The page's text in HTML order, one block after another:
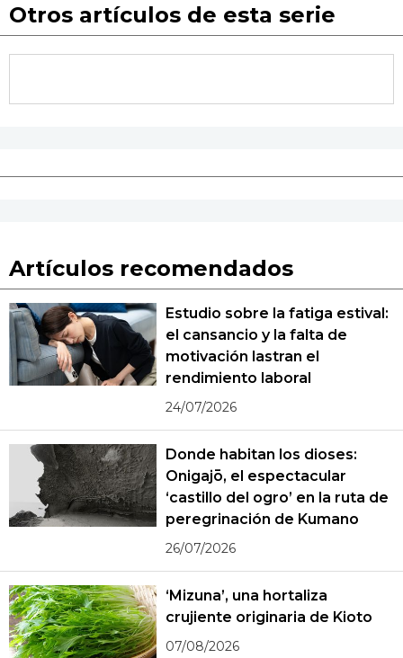
Otros artículos de esta serie
Artículos recomendados
Estudio sobre la fatiga estival:
el cansancio y la falta de
motivación lastran el
rendimiento laboral
24/07/2026
Donde habitan los dioses:
Onigajō, el espectacular
‘castillo del ogro’ en la ruta de
peregrinación de Kumano
26/07/2026
‘Mizuna’, una hortaliza
crujiente originaria de Kioto
07/08/2026